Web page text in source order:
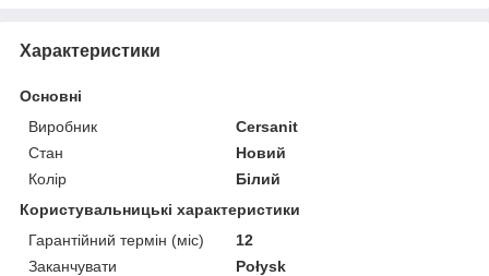
Характеристики
Основні
Виробник
Cersanit
Стан
Новий
Колір
Білий
Користувальницькі характеристики
Гарантійний термін (міс)
12
Заканчувати
Połysk